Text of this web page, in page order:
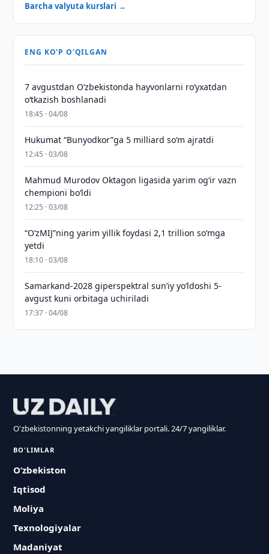
Barcha valyuta kurslari →
ENG KO'P O'QILGAN
7 avgustdan O‘zbekistonda hayvonlarni ro‘yxatdan
o‘tkazish boshlanadi
18:45 · 04/08
Hukumat “Bunyodkor”ga 5 milliard so‘m ajratdi
12:45 · 03/08
Mahmud Murodov Oktagon ligasida yarim og‘ir vazn
chempioni bo‘ldi
12:25 · 03/08
“O‘zMIJ”ning yarim yillik foydasi 2,1 trillion so‘mga
yetdi
18:10 · 03/08
Samarkand-2028 giperspektral sun’iy yo‘ldoshi 5-
avgust kuni orbitaga uchiriladi
17:37 · 04/08
O'zbekistonning yetakchi yangiliklar portali. 24/7 yangiliklar.
BO'LIMLAR
O‘zbekiston
Iqtisod
Moliya
Texnologiyalar
Madaniyat